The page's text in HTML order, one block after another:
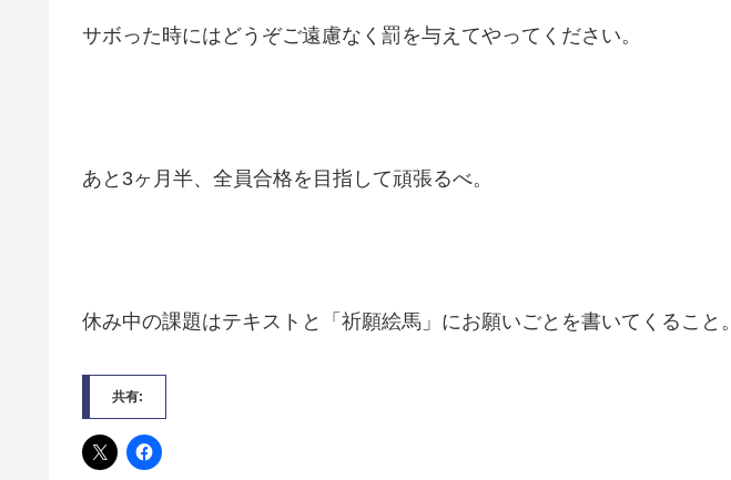
サボった時にはどうぞご遠慮なく罰を与えてやってください。
あと3ヶ月半、全員合格を目指して頑張るべ。
休み中の課題はテキストと「祈願絵馬」にお願いごとを書いてくること。
共有: